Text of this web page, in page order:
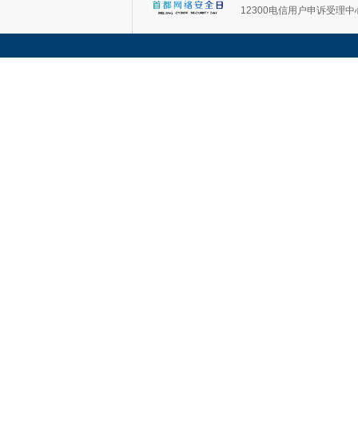
12300电信用户申诉受理中